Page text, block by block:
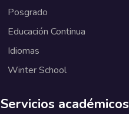
Posgrado
Educación Continua
Idiomas
Winter School
Servicios académicos